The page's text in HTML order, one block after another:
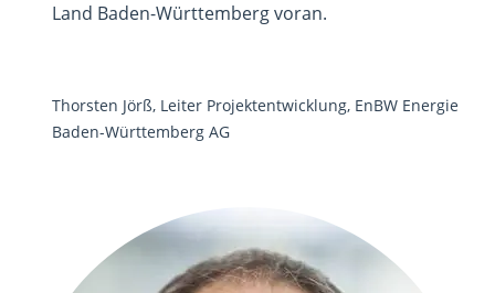
Land Baden-Württemberg voran.
Thorsten Jörß, Leiter Projektentwicklung, EnBW Energie
Baden-Württemberg AG